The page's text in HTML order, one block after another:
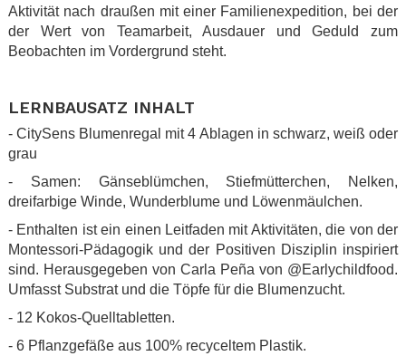
Aktivität nach draußen mit einer Familienexpedition, bei der
der Wert von Teamarbeit, Ausdauer und Geduld zum
Beobachten im Vordergrund steht.
LERNBAUSATZ INHALT
- CitySens Blumenregal mit 4 Ablagen in schwarz, weiß oder
grau
- Samen: Gänseblümchen, Stiefmütterchen, Nelken,
dreifarbige Winde, Wunderblume und Löwenmäulchen.
- Enthalten ist ein einen Leitfaden mit Aktivitäten, die von der
Montessori-Pädagogik und der Positiven Disziplin inspiriert
sind. Herausgegeben von Carla Peña von @Earlychildfood.
Umfasst Substrat und die Töpfe für die Blumenzucht.
- 12 Kokos-Quelltabletten.
- 6 Pflanzgefäße aus 100% recyceltem Plastik.